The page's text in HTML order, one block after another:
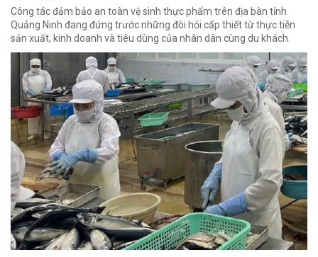
Công tác đảm bảo an toàn vệ sinh thực phẩm trên địa bàn tỉnh
Quảng Ninh đang đứng trước những đòi hỏi cấp thiết từ thực tiễn
sản xuất, kinh doanh và tiêu dùng của nhân dân cùng du khách.